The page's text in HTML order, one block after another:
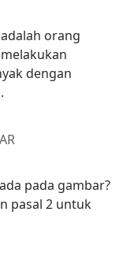
orang
dengan
pada gambar?
pasal 2 untuk